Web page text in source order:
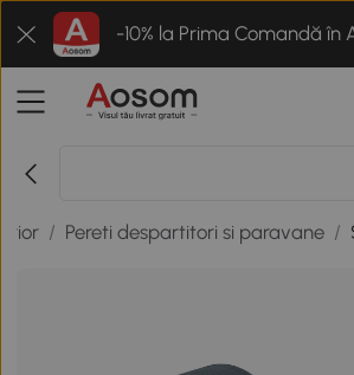
-10% la Prima Comandă în
/ Pereti despartitori si paravane /